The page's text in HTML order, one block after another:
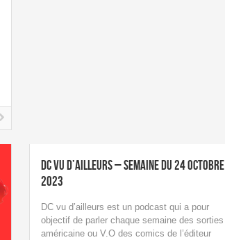
DC vu d’ailleurs – Semaine du 24 octobre
2023
DC vu d’ailleurs est un podcast qui a pour
objectif de parler chaque semaine des sorties
américaine ou V.O des comics de l’éditeur